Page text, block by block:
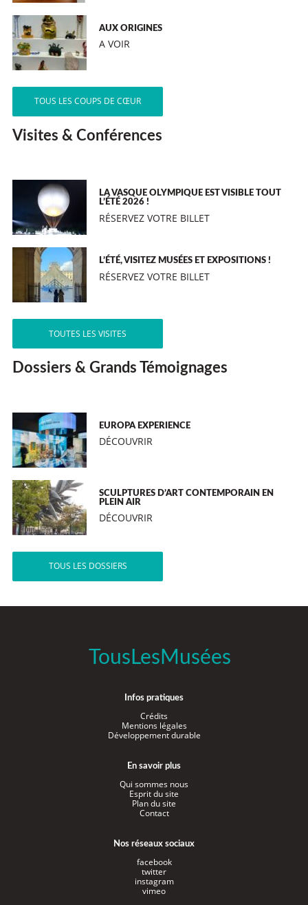
AUX ORIGINES
A VOIR
TOUS LES COUPS DE CŒUR
Visites & Conférences
LA VASQUE OLYMPIQUE EST VISIBLE TOUT
L’ÉTÉ 2026 !
RÉSERVEZ VOTRE BILLET
L’ÉTÉ, VISITEZ MUSÉES ET EXPOSITIONS !
RÉSERVEZ VOTRE BILLET
TOUTES LES VISITES
Dossiers & Grands Témoignages
EUROPA EXPERIENCE
DÉCOUVRIR
SCULPTURES D’ART CONTEMPORAIN EN
PLEIN AIR
DÉCOUVRIR
TOUS LES DOSSIERS
TousLesMusées
Infos pratiques
Crédits
Mentions légales
Développement durable
En savoir plus
Qui sommes nous
Esprit du site
Plan du site
Contact
Nos réseaux sociaux
facebook
twitter
instagram
vimeo